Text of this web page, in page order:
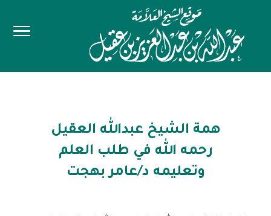
همة الشيخ عبدالله العقيل
رحمه الله في طلب العلم
وتعليمه د/عامر بهجت